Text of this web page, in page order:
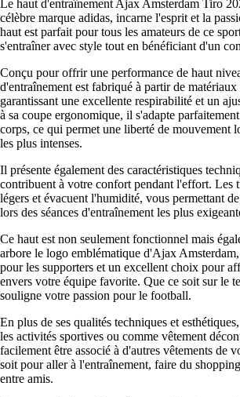
Le haut d'entraînement Ajax Amsterdam Tiro
célèbre marque adidas, incarne l'esprit et la
haut est parfait pour tous les amateurs de ce
s'entraîner avec style tout en bénéficiant d'un
Conçu pour offrir une performance de haut
d'entraînement est fabriqué à partir de
garantissant une excellente respirabilité et un
à sa coupe ergonomique, il s'adapte
corps, ce qui permet une liberté de mouvement
les plus intenses.
Il présente également des caractéristiques
contribuent à votre confort pendant l'effort. Les
légers et évacuent l'humidité, vous permettant
lors des séances d'entraînement les plus
Ce haut est non seulement fonctionnel mais
arbore le logo emblématique d'Ajax
pour les supporters et un excellent choix pour
envers votre équipe favorite. Que ce soit sur le
souligne votre passion pour le football.
En plus de ses qualités techniques et
les activités sportives ou comme vêtement
facilement être associé à d'autres vêtements de
soit pour aller à l'entraînement, faire du
entre amis.